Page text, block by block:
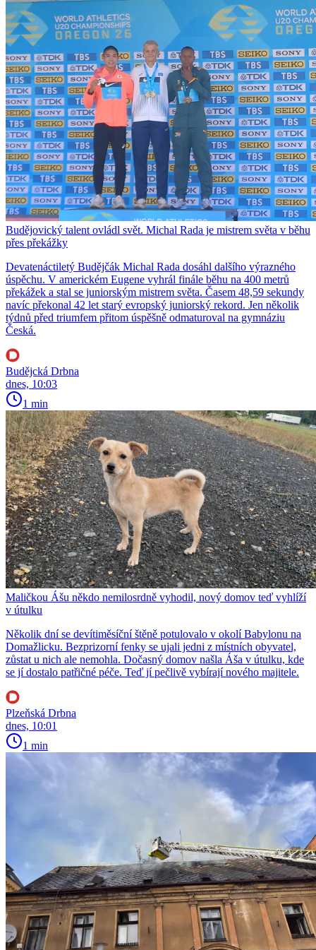
Budějovický talent ovládl svět. Michal Rada je mistrem světa v běhu
přes překážky
Devatenáctiletý Budějčák Michal Rada dosáhl dalšího výrazného
úspěchu. V americkém Eugene vyhrál finále běhu na 400 metrů
překážek a stal se juniorským mistrem světa. Časem 48,59 sekundy
navíc překonal 42 let starý evropský juniorský rekord. Jen několik
týdnů před triumfem přitom úspěšně odmaturoval na gymnáziu
Česká.
Budějcká Drbna
dnes, 10:03
1 min
Maličkou Ášu někdo nemilosrdně vyhodil, nový domov teď vyhlíží
v útulku
Několik dní se devítiměsíční štěně potulovalo v okolí Babylonu na
Domažlicku. Bezprizorní fenky se ujali jedni z místních obyvatel,
zůstat u nich ale nemohla. Dočasný domov našla Áša v útulku, kde
se jí dostalo patřičné péče. Teď jí pečlivě vybírají nového majitele.
Plzeňská Drbna
dnes, 10:01
1 min